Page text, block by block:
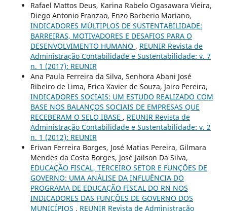
Rafael Mattos Deus, Karina Rabelo Ogasawara Vieira,
Diego Antonio Franzao, Enzo Barberio Mariano,
INDICADORES MÚLTIPLOS DE SUSTENTABILIDADE:
BARREIRAS, MOTIVADORES E DESAFIOS PARA O
DESENVOLVIMENTO HUMANO , REUNIR Revista de
Administração Contabilidade e Sustentabilidade: v. 7
n. 1 (2017): REUNIR
Ana Paula Ferreira da Silva, Senhora Abani José
Ribeiro de Lima, Erica Xavier de Souza, Jairo Pereira,
INDICADORES SOCIAIS: UM ESTUDO REALIZADO COM
BASE NOS BALANÇOS SOCIAIS DE EMPRESAS QUE
RECEBERAM O SELO IBASE , REUNIR Revista de
Administração Contabilidade e Sustentabilidade: v. 2
n. 1 (2012): REUNIR
Erivan Ferreira Borges, José Matias Pereira, Gilmara
Mendes da Costa Borges, José Jailson Da Silva,
EDUCAÇÃO FISCAL, TERCEIRO SETOR E FUNÇÕES DE
GOVERNO: UMA ANÁLISE DA INFLUÊNCIA DO
PROGRAMA DE EDUCAÇÃO FISCAL DO RN NOS
INDICADORES DAS FUNÇÕES DE GOVERNO DOS
MUNICÍPIOS , REUNIR Revista de Administração